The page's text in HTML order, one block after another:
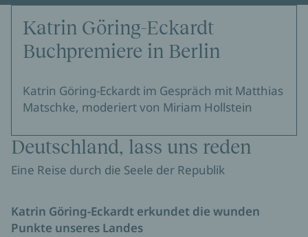
Katrin Göring-Eckardt
Buchpremiere in Berlin
Katrin Göring-Eckardt im Gespräch mit Matthias
Matschke, moderiert von Miriam Hollstein
Deutschland, lass uns reden
Eine Reise durch die Seele der Republik
Katrin Göring-Eckardt erkundet die wunden
Punkte unseres Landes